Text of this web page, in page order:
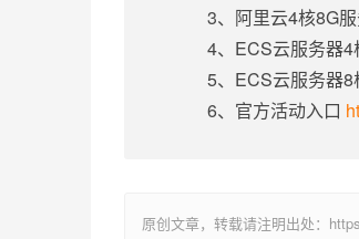
3、阿里云4核8G
4、ECS云服务器4
5、ECS云服务器8
6、官方活动入口
原创文章，转载请注明出处：